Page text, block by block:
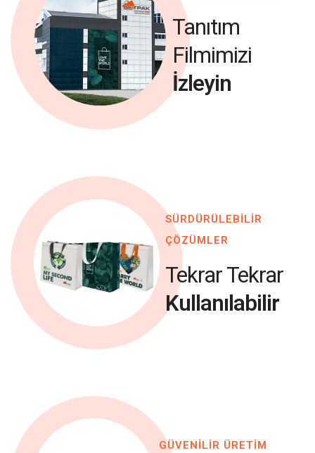
Tanıtım
Filmimizi
İzleyin
SÜRDÜRÜLEBİLİR
ÇÖZÜMLER
Tekrar Tekrar
Kullanılabilir
GÜVENİLİR ÜRETİM